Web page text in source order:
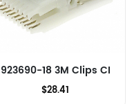
923690-18 3M Clips CI
$28.41